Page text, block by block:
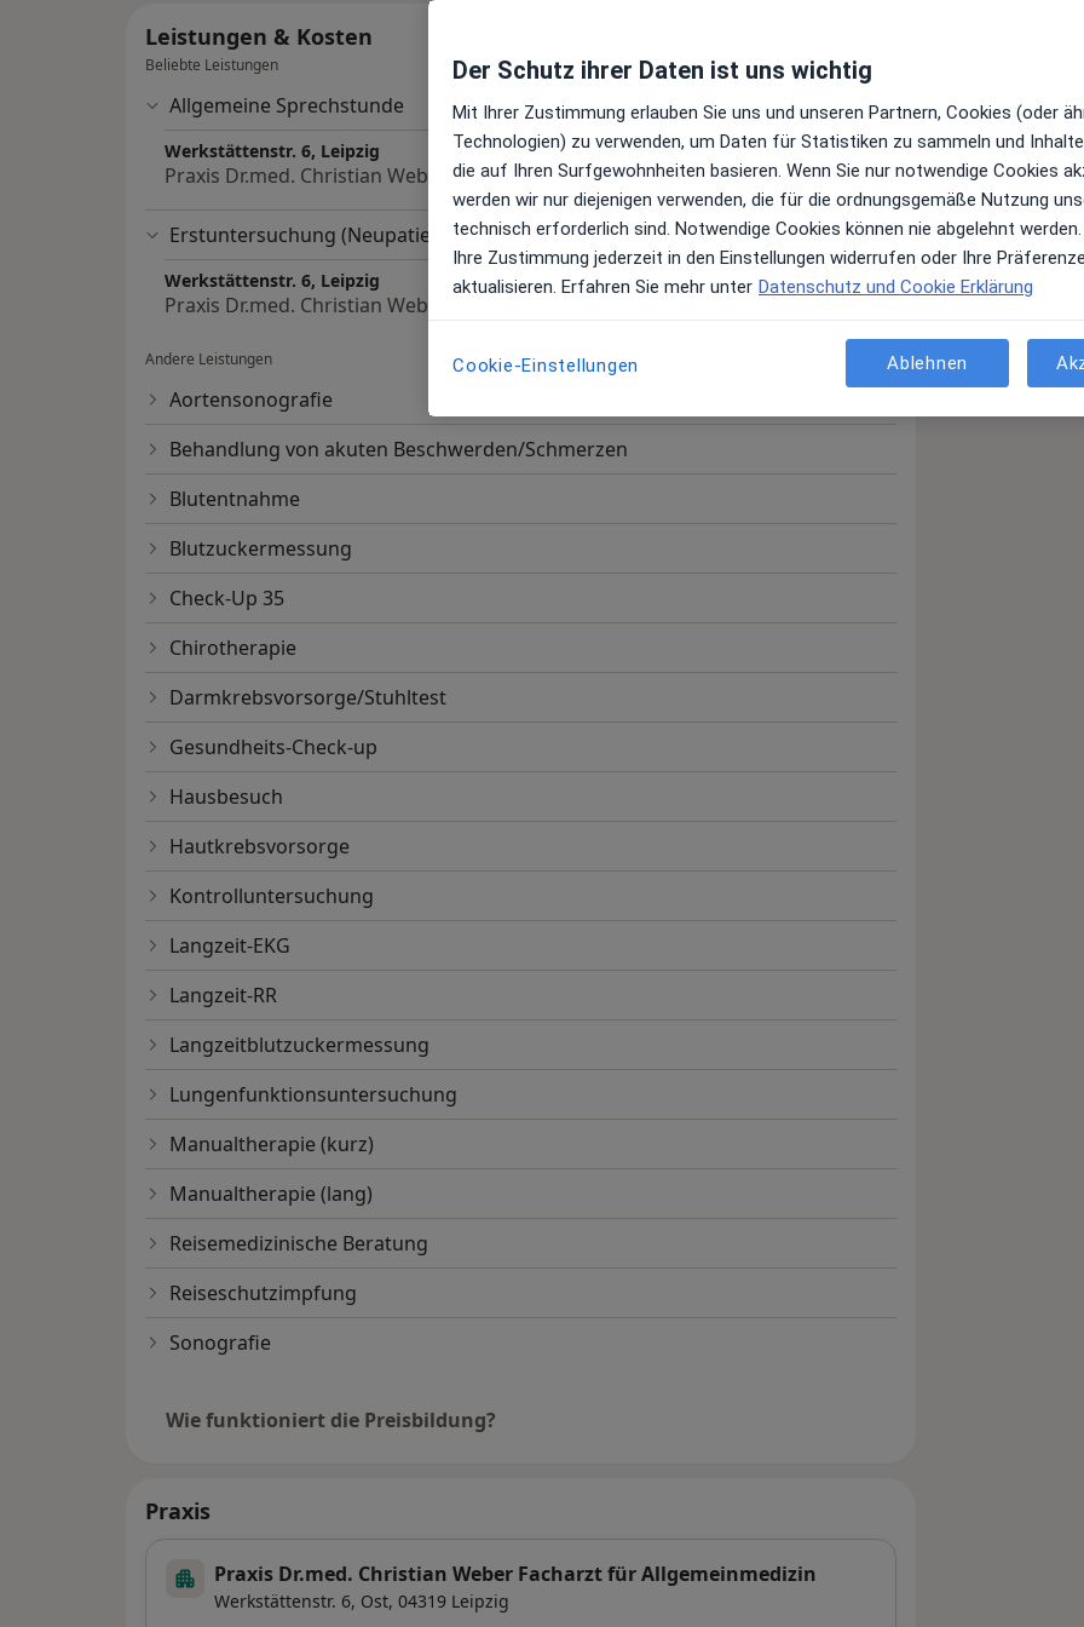
Leistungen & Kosten
Beliebte Leistungen
Allgemeine Sprechstunde
Werkstättenstr. 6, Leipzig
Praxis Dr.med. Christian Weber Facharzt für Allgemeinmedizin
Erstuntersuchung (Neupatient/in)
Werkstättenstr. 6, Leipzig
Praxis Dr.med. Christian Weber Facharzt für Allgemeinmedizin
Andere Leistungen
Aortensonografie
Behandlung von akuten Beschwerden/Schmerzen
Blutentnahme
Blutzuckermessung
Check-Up 35
Chirotherapie
Darmkrebsvorsorge/Stuhltest
Gesundheits-Check-up
Hausbesuch
Hautkrebsvorsorge
Kontrolluntersuchung
Langzeit-EKG
Langzeit-RR
Langzeitblutzuckermessung
Lungenfunktionsuntersuchung
Manualtherapie (kurz)
Manualtherapie (lang)
Reisemedizinische Beratung
Reiseschutzimpfung
Sonografie
Wie funktioniert die Preisbildung?
Praxis
Praxis Dr.med. Christian Weber Facharzt für Allgemeinmedizin
Werkstättenstr. 6, Ost, 04319 Leipzig
Der Schutz ihrer Daten ist uns wichtig
Mit Ihrer Zustimmung erlauben Sie uns und unseren Partnern, Cookies (oder
Technologien) zu verwenden, um Daten für Statistiken zu sammeln und
die auf Ihren Surfgewohnheiten basieren. Wenn Sie nur notwendige Cookies
werden wir nur diejenigen verwenden, die für die ordnungsgemäße Nutzung
technisch erforderlich sind. Notwendige Cookies können nie abgelehnt
Ihre Zustimmung jederzeit in den Einstellungen widerrufen oder Ihre
aktualisieren. Erfahren Sie mehr unter Datenschutz und Cookie Erklärung
Cookie-Einstellungen Ablehnen